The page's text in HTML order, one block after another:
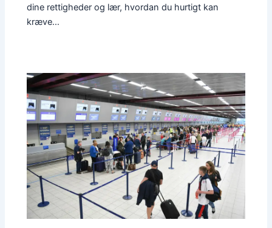
dine rettigheder og lær, hvordan du hurtigt kan
kræve…